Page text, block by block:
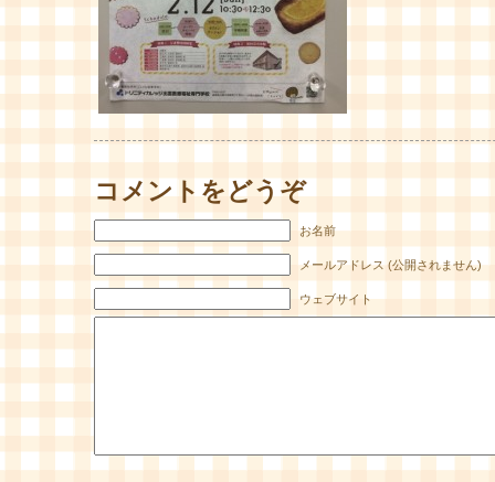
コメントをどうぞ
お名前
メールアドレス (公開されません)
ウェブサイト